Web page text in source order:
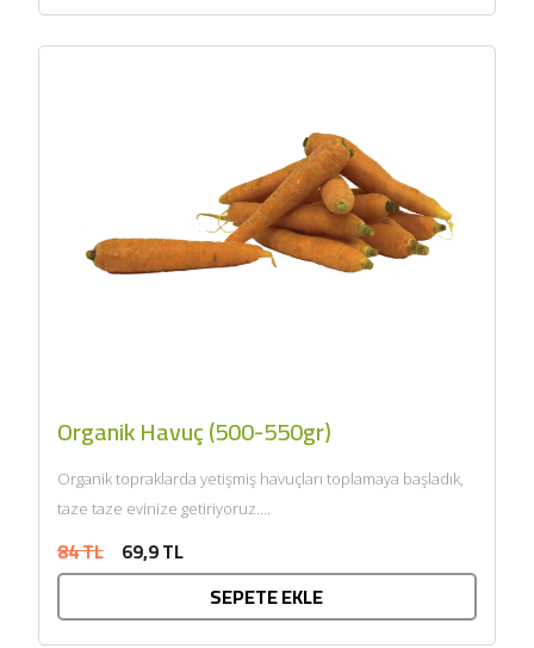
Organik Havuç (500-550gr)
Organik topraklarda yetişmiş havuçları toplamaya başladık,
taze taze evinize getiriyoruz....
84 TL 69,9 TL
SEPETE EKLE